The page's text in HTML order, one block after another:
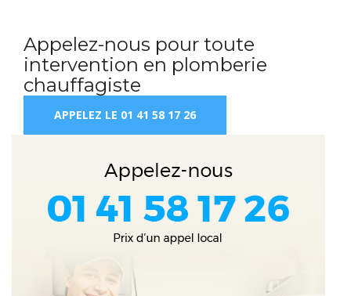
Appelez-nous pour toute
intervention en plomberie
chauffagiste
APPELEZ LE 01 41 58 17 26